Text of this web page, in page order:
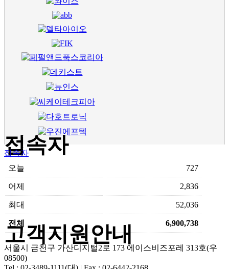
접속자
접속자
오늘
727
어제 2,836
최대 52,036
전체 6,900,738
고객지원안내
서울시 금천구 가산디지털2로 173 에이스비즈포레 313호(우
08500)